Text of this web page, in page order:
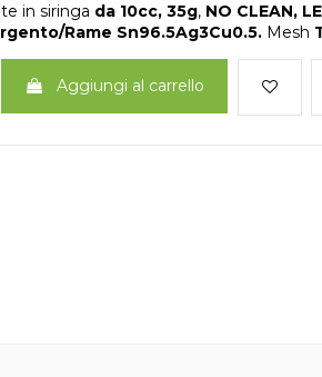
in siringa da 10cc, 35g, NO CLEAN,
Rame Sn96.5Ag3Cu0.5. Mesh
Aggiungi al carrello